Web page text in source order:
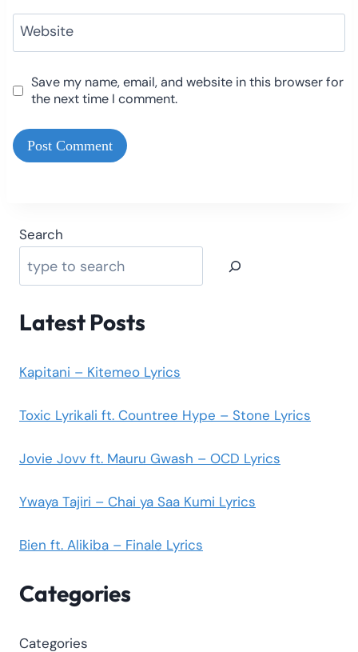
Website
Save my name, email, and website in this browser for
the next time I comment.
Search
Latest Posts
Kapitani – Kitemeo Lyrics
Toxic Lyrikali ft. Countree Hype – Stone Lyrics
Jovie Jovv ft. Mauru Gwash – OCD Lyrics
Ywaya Tajiri – Chai ya Saa Kumi Lyrics
Bien ft. Alikiba – Finale Lyrics
Categories
Categories